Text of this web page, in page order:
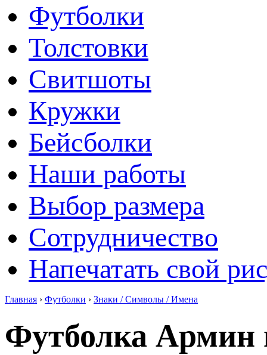
Футболки
Толстовки
Свитшоты
Кружки
Бейсболки
Наши работы
Выбор размера
Сотрудничество
Напечатать свой
Главная › Футболки › Знаки / Символы / Имена
Футболка Армин